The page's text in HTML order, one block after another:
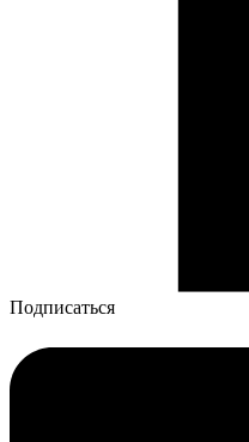
Подписаться